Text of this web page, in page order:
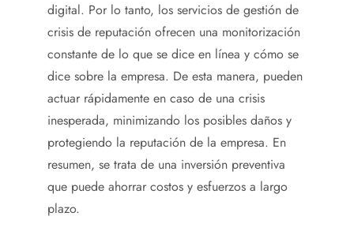
digital. Por lo tanto, los servicios de gestión de
crisis de reputación ofrecen una monitorización
constante de lo que se dice en línea y cómo se
dice sobre la empresa. De esta manera, pueden
actuar rápidamente en caso de una crisis
inesperada, minimizando los posibles daños y
protegiendo la reputación de la empresa. En
resumen, se trata de una inversión preventiva
que puede ahorrar costos y esfuerzos a largo
plazo.